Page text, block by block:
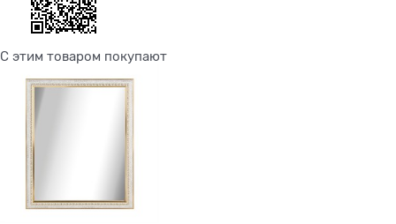
С этим товаром покупают